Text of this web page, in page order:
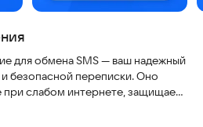
для обмена SMS — ваш надежный
безопасной переписки. Оно
при слабом интернете, защищает
Общайтесь с друзьями,